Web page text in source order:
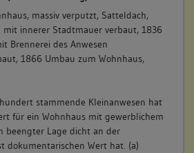
massiv verputzt, Satteldach,
mit innerer Stadtmauer verbaut, 1836
Brennerei des Anwesen
1866 Umbau zum Wohnhaus,
stammende Kleinanwesen hat
für ein Wohnhaus mit gewerblichem
beengter Lage dicht an der
dokumentarischen Wert hat. (a)